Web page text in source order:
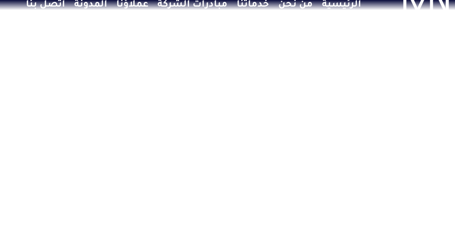
تخطي
الرئيسية من نحن خدماتنا مبادرات الشركة عملاؤنا المدونة اتصل بنا